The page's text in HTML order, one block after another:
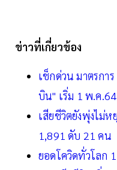
ข่าวที่เกี่ยวข้อง
เช็กด่วน มาตรกา
บิน" เริ่ม 1 พ.ค.64
เสียชีวิตยังพุ่งไม่
1,891 ดับ 21 คน
ยอดโควิดทั่วโลก